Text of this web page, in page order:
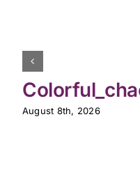
August 8th, 2026